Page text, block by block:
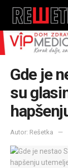
Gde je
su
Autor: Rešetka